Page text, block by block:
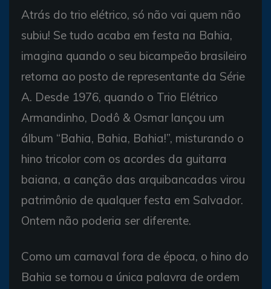
Atrás do trio elétrico, só não vai quem não
subiu! Se tudo acaba em festa na Bahia,
imagina quando o seu bicampeão brasileiro
retorna ao posto de representante da Série
A. Desde 1976, quando o Trio Elétrico
Armandinho, Dodô & Osmar lançou um
álbum “Bahia, Bahia, Bahia!”, misturando o
hino tricolor com os acordes da guitarra
baiana, a canção das arquibancadas virou
patrimônio de qualquer festa em Salvador.
Ontem não poderia ser diferente.
Como um carnaval fora de época, o hino do
Bahia se tornou a única palavra de ordem